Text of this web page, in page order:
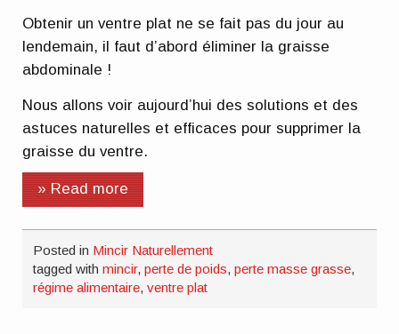
Obtenir un ventre plat ne se fait pas du jour au
lendemain, il faut d’abord éliminer la graisse
abdominale !
Nous allons voir aujourd’hui des solutions et des
astuces naturelles et efficaces pour supprimer la
graisse du ventre.
» Read more
Posted in Mincir Naturellement
tagged withmincir,perte de poids,perte masse grasse,
régime alimentaire,ventre plat